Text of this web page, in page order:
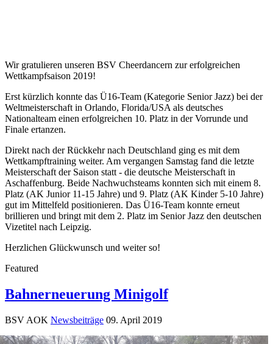
Wir gratulieren unseren BSV Cheerdancern zur erfolgreichen
Wettkampfsaison 2019!
Erst kürzlich konnte das Ü16-Team (Kategorie Senior Jazz) bei der
Weltmeisterschaft in Orlando, Florida/USA als deutsches
Nationalteam einen erfolgreichen 10. Platz in der Vorrunde und
Finale ertanzen.
Direkt nach der Rückkehr nach Deutschland ging es mit dem
Wettkampftraining weiter. Am vergangen Samstag fand die letzte
Meisterschaft der Saison statt - die deutsche Meisterschaft in
Aschaffenburg. Beide Nachwuchsteams konnten sich mit einem 8.
Platz (AK Junior 11-15 Jahre) und 9. Platz (AK Kinder 5-10 Jahre)
gut im Mittelfeld positionieren. Das Ü16-Team konnte erneut
brillieren und bringt mit dem 2. Platz im Senior Jazz den deutschen
Vizetitel nach Leipzig.
Herzlichen Glückwunsch und weiter so!
Featured
Bahnerneuerung Minigolf
BSV AOK Newsbeiträge 09. April 2019